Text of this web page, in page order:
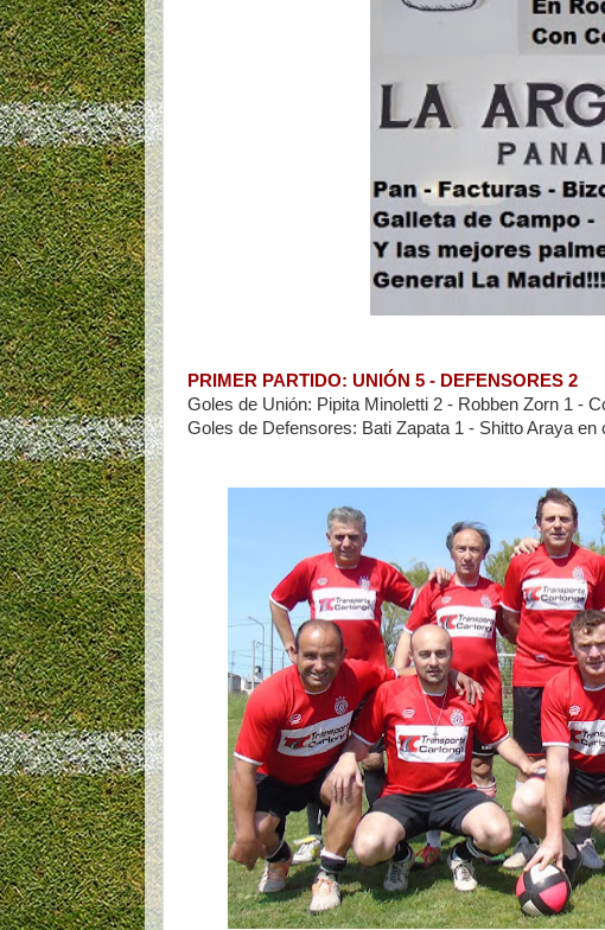
PRIMER PARTIDO: UNIÓN 5 - DEFENSORES 2
Goles de Unión: Pipita Minoletti 2 - Robben Zorn 1 -
Goles de Defensores: Bati Zapata 1 - Shitto Araya en